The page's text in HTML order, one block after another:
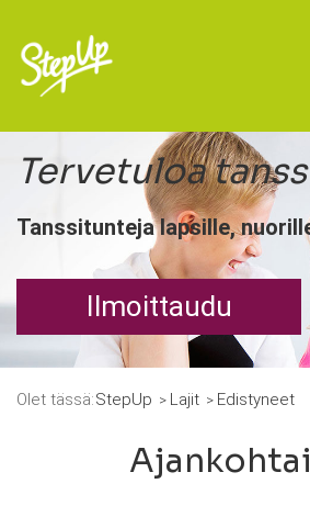
Tervetuloa
Tanssitunteja lapsille,
Ilmoittaudu
Olet tässä:StepUp Lajit Edistyneet